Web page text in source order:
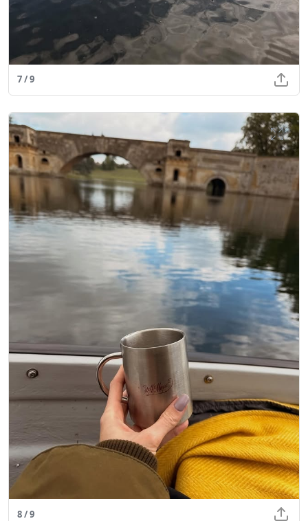
7 / 9
8 / 9